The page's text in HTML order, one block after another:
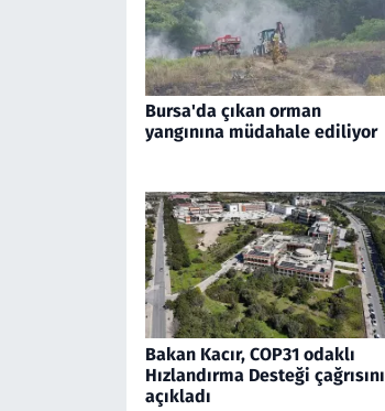
Bursa'da çıkan orman
yangınına müdahale ediliyor
Bakan Kacır, COP31 odaklı
Hızlandırma Desteği çağrısını
açıkladı